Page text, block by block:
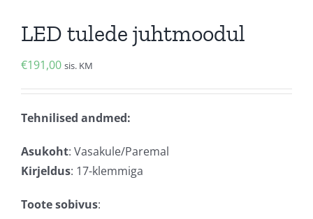
LED tulede juhtmoodul
€191,00 sis. KM
Tehnilised andmed:
Asukoht: Vasakule/Paremal
Kirjeldus: 17-klemmiga
Toote sobivus: